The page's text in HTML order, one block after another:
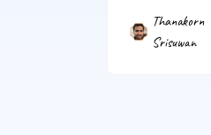
Thanakorn
Srisuwan